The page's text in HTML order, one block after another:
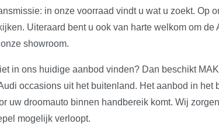
in onze voorraad vindt u wat u zoekt. Op
Uiteraard bent u ook van harte welkom om de
showroom.
in ons huidige aanbod vinden? Dan beschikt
occasions uit het buitenland. Het aanbod in het
uw droomauto binnen handbereik komt. Wij
mogelijk verloopt.